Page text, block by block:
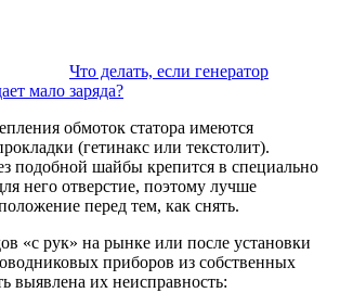
Что делать, если генератор
мало заряда?
обмоток статора имеются
(гетинакс или текстолит).
подобной шайбы крепится в специально
него отверстие, поэтому лучше
перед тем, как снять.
«с рук» на рынке или после установки
приборов из собственных
выявлена их неисправность: